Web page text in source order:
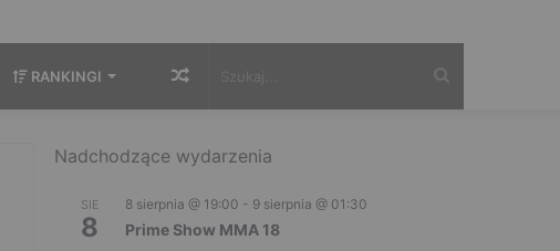
RANKINGI Losowy
Nadchodzące wydarzenia
SIE
8
8 sierpnia @ 19:00 - 9 sierpnia @ 01:30
Prime Show MMA 18